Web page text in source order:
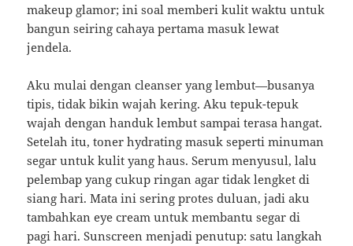
makeup glamor; ini soal memberi kulit waktu untuk
bangun seiring cahaya pertama masuk lewat
jendela.
Aku mulai dengan cleanser yang lembut—busanya
tipis, tidak bikin wajah kering. Aku tepuk-tepuk
wajah dengan handuk lembut sampai terasa hangat.
Setelah itu, toner hydrating masuk seperti minuman
segar untuk kulit yang haus. Serum menyusul, lalu
pelembap yang cukup ringan agar tidak lengket di
siang hari. Mata ini sering protes duluan, jadi aku
tambahkan eye cream untuk membantu segar di
pagi hari. Sunscreen menjadi penutup: satu langkah